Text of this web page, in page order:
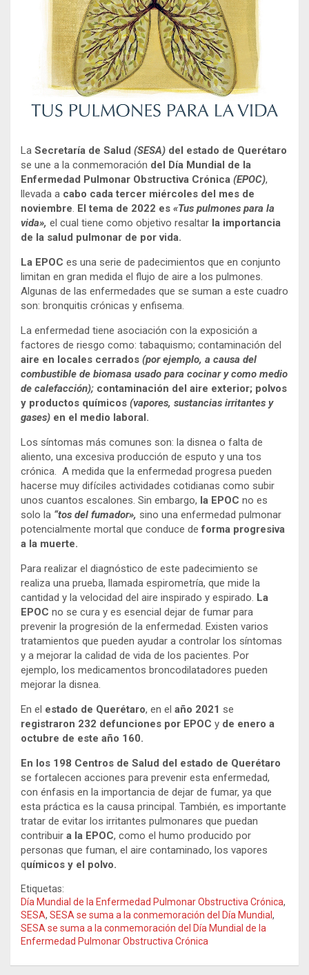
La Secretaría de Salud (SESA) del estado de Querétaro
se une a la conmemoración del Día Mundial de la
Enfermedad Pulmonar Obstructiva Crónica (EPOC),
llevada a cabo cada tercer miércoles del mes de
noviembre. El tema de 2022 es «Tus pulmones para la
vida», el cual tiene como objetivo resaltar la importancia
de la salud pulmonar de por vida.
La EPOC es una serie de padecimientos que en conjunto
limitan en gran medida el flujo de aire a los pulmones.
Algunas de las enfermedades que se suman a este cuadro
son: bronquitis crónicas y enfisema.
La enfermedad tiene asociación con la exposición a
factores de riesgo como: tabaquismo; contaminación del
aire en locales cerrados (por ejemplo, a causa del
combustible de biomasa usado para cocinar y como medio
de calefacción); contaminación del aire exterior; polvos
y productos químicos (vapores, sustancias irritantes y
gases) en el medio laboral.
Los síntomas más comunes son: la disnea o falta de
aliento, una excesiva producción de esputo y una tos
crónica. A medida que la enfermedad progresa pueden
hacerse muy difíciles actividades cotidianas como subir
unos cuantos escalones. Sin embargo, la EPOC no es
solo la “tos del fumador», sino una enfermedad pulmonar
potencialmente mortal que conduce deforma progresiva
a la muerte.
Para realizar el diagnóstico de este padecimiento se
realiza una prueba, llamada espirometría, que mide la
cantidad y la velocidad del aire inspirado y espirado. La
EPOC no se cura y es esencial dejar de fumar para
prevenir la progresión de la enfermedad. Existen varios
tratamientos que pueden ayudar a controlar los síntomas
y a mejorar la calidad de vida de los pacientes. Por
ejemplo, los medicamentos broncodilatadores pueden
mejorar la disnea.
En el estado de Querétaro, en el año 2021 se
registraron 232 defunciones por EPOC y de enero a
octubre de este año 160.
En los 198 Centros de Salud del estado de Querétaro
se fortalecen acciones para prevenir esta enfermedad,
con énfasis en la importancia de dejar de fumar, ya que
esta práctica es la causa principal. También, es importante
tratar de evitar los irritantes pulmonares que puedan
contribuir a la EPOC, como el humo producido por
personas que fuman, el aire contaminado, los vapores
químicos y el polvo.
Etiquetas:
Día Mundial de la Enfermedad Pulmonar Obstructiva Crónica,
SESA, SESA se suma a la conmemoración del Día Mundial ,
SESA se suma a la conmemoración del Día Mundial de la
Enfermedad Pulmonar Obstructiva Crónica